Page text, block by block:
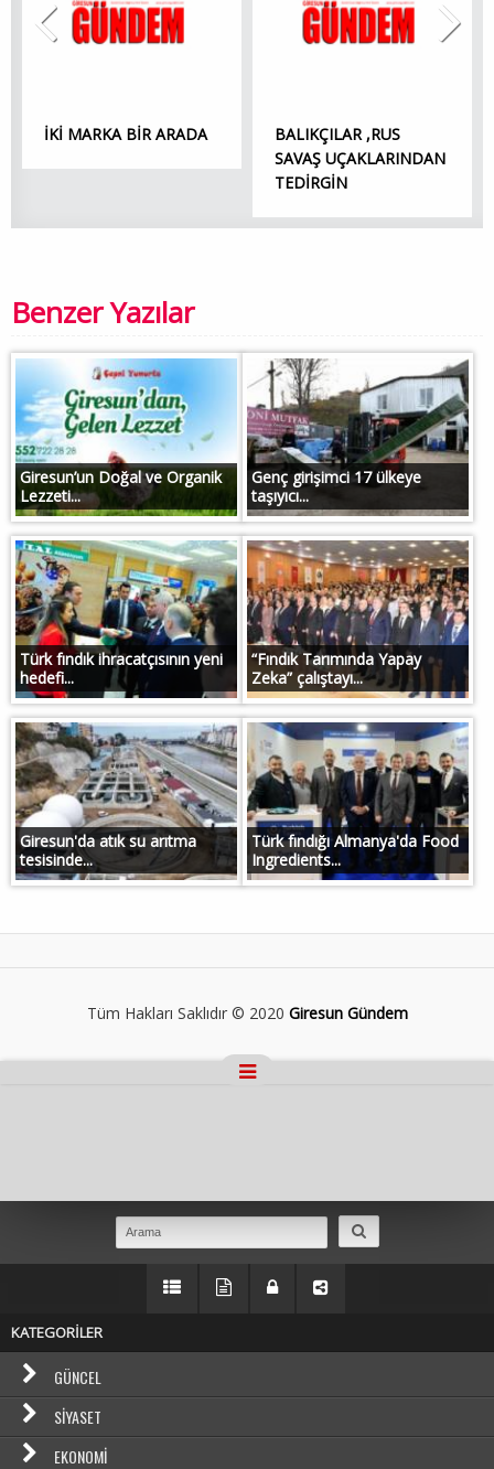
İKİ MARKA BİR ARADA
BALIKÇILAR ,RUS
SAVAŞ UÇAKLARINDAN
TEDİRGİN
Benzer Yazılar
Giresun’un Doğal ve Organik
Lezzeti...
Genç girişimci 17 ülkeye
taşıyıcı...
Türk fındık ihracatçısının yeni
hedefi...
“Fındık Tarımında Yapay
Zeka” çalıştayı...
Giresun'da atık su arıtma
tesisinde...
Türk fındığı Almanya'da Food
Ingredients...
Tüm Hakları Saklıdır © 2020 Giresun Gündem
KATEGORİLER
GÜNCEL
SIYASET
EKONOMI